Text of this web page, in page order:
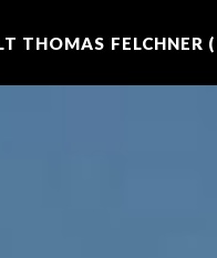
THOMAS FELCHNER